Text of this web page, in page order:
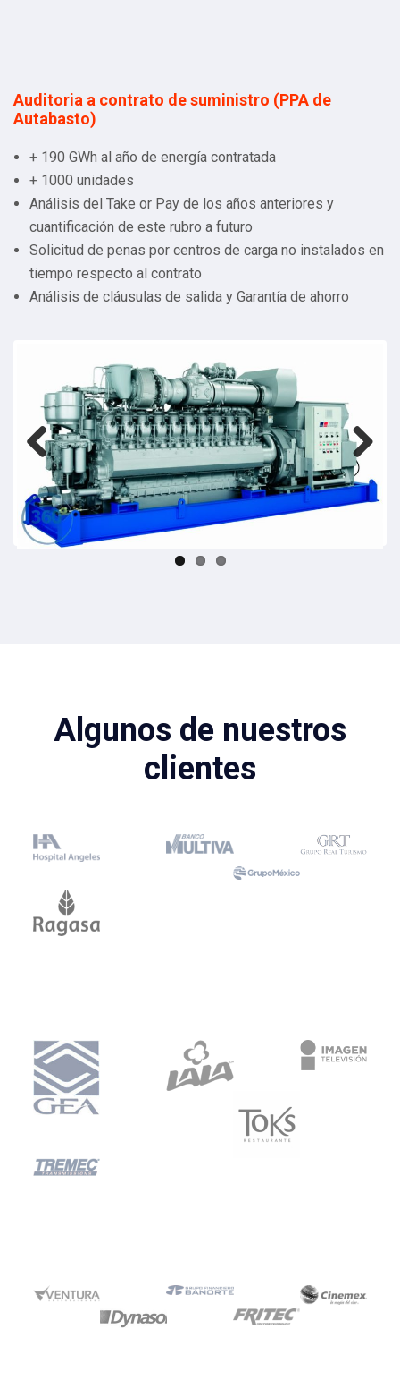
Auditoria a contrato de suministro (PPA de
Autabasto)
+ 190 GWh al año de energía contratada
+ 1000 unidades
Análisis del Take or Pay de los años anteriores y
cuantificación de este rubro a futuro
Solicitud de penas por centros de carga no instalados en
tiempo respecto al contrato
Análisis de cláusulas de salida y Garantía de ahorro
Previ
ous
Next
Algunos de nuestros
clientes